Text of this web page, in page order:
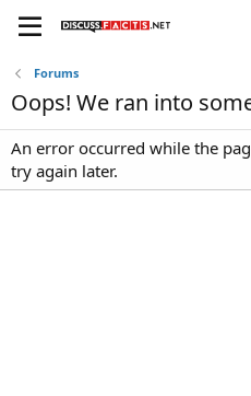
Forums
Oops! We ran into
An error occurred while the
try again later.